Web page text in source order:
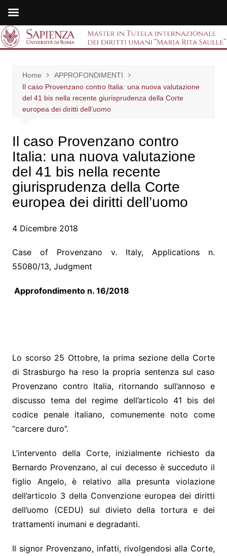
Salta
al
internazionale dei
diritti umani "Maria
Rita Saulle"
Home
APPROFONDIMENTI
Il caso Provenzano contro Italia: una nuova valutazione
del 41 bis nella recente giurisprudenza della Corte
europea dei diritti dell’uomo
Il caso Provenzano contro
Italia: una nuova valutazione
del 41 bis nella recente
giurisprudenza della Corte
europea dei diritti dell’uomo
4 Dicembre 2018
Case of Provenzano v. Italy, Applications n.
55080/13, Judgment
Approfondimento n. 16/2018
Lo scorso 25 Ottobre, la prima sezione della Corte
di Strasburgo ha reso la propria sentenza sul caso
Provenzano contro Italia, ritornando sull’annoso e
discusso tema del regime dell’articolo 41 bis del
codice penale italiano, comunemente noto come
“carcere duro”.
L’intervento della Corte, inizialmente richiesto da
Bernardo Provenzano, al cui decesso è succeduto il
figlio Angelo, è relativo alla presunta violazione
dell’articolo 3 della Convenzione europea dei diritti
dell’uomo (CEDU) sul divieto della tortura e dei
trattamenti inumani e degradanti.
Il signor Provenzano, infatti, rivolgendosi alla Corte,